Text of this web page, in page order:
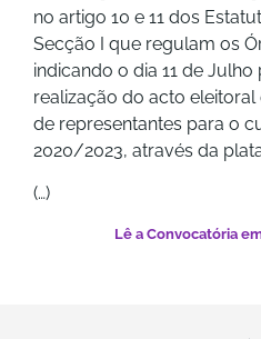
no artigo 10 e 11 dos
Secção I que regulam os
indicando o dia 11 de Julho
realização do acto
de representantes para o
2020/2023, através da
(…)
Lê a Convocatória